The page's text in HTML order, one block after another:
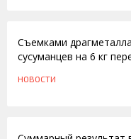
Съемками
сусуманцев на 6 кг
НОВОСТИ